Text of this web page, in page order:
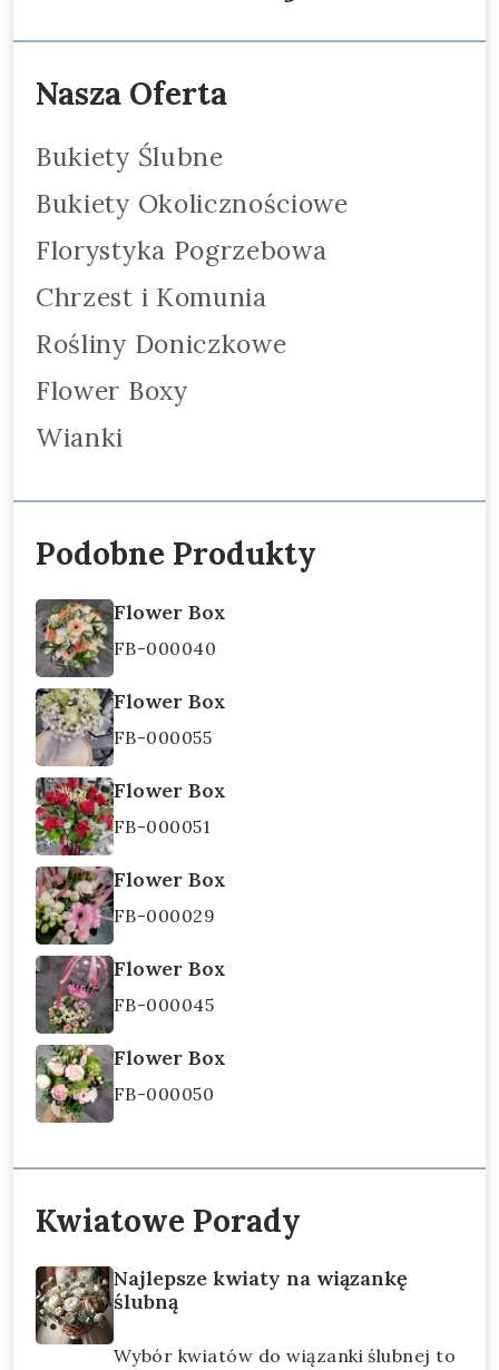
Nasza Oferta
Bukiety Ślubne
Bukiety Okolicznościowe
Florystyka Pogrzebowa
Chrzest i Komunia
Rośliny Doniczkowe
Flower Boxy
Wianki
Podobne Produkty
Flower Box
FB-000040
Flower Box
FB-000055
Flower Box
FB-000051
Flower Box
FB-000029
Flower Box
FB-000045
Flower Box
FB-000050
Kwiatowe Porady
Najlepsze kwiaty na wiązankę
ślubną
Wybór kwiatów do wiązanki ślubnej to